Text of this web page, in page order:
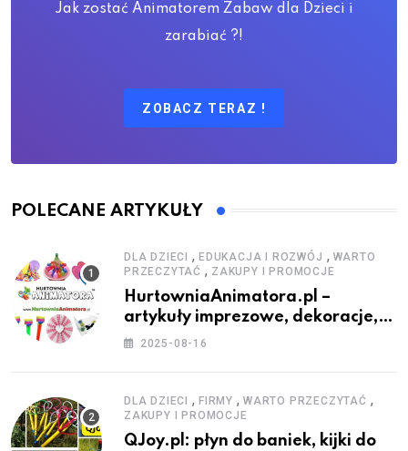
Jak zostać Animatorem Zabaw dla Dzieci i
zarabiać ?!
ZOBACZ TERAZ !
POLECANE ARTYKUŁY
DLA DZIECI , EDUKACJA I ROZWÓJ , WARTO
PRZECZYTAĆ , ZAKUPY I PROMOCJE
HurtowniaAnimatora.pl –
artykuły imprezowe, dekoracje,
stroje i akcesoria dla animatorów
2025-08-16
DLA DZIECI , FIRMY , WARTO PRZECZYTAĆ ,
ZAKUPY I PROMOCJE
QJoy.pl: płyn do baniek, kijki do